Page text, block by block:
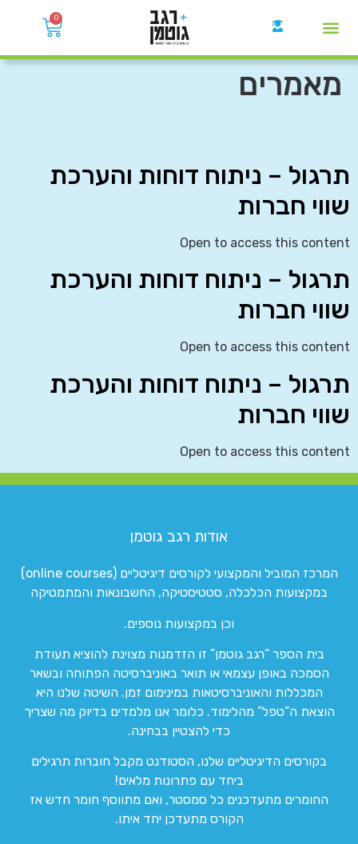
0
מאמרים
תרגול – ניתוח דוחות והערכת
שווי חברות
Open to access this content
תרגול – ניתוח דוחות והערכת
שווי חברות
Open to access this content
תרגול – ניתוח דוחות והערכת
שווי חברות
Open to access this content
אודות רגב גוטמן
המרכז המוביל והמקצועי לקורסים דיגיטליים (online courses)
במקצועות הכלכלה, סטטיסטיקה, החשבונאות והמתמטיקה
וכן במקצועות נוספים.
בית הספר “רגב גוטמן” זו הזדמנות מצוינת להוציא תעודת
הסמכה באופן עצמאי או תואר באוניברסיטה הפתוחה ובשאר
המכללות והאוניברסיטאות במינימום זמן. השיטה שלנו היא
הוצאת ה”טפל” מהלימוד. כלומר אנו מלמדים בדיוק מה שצריך
כדי להצטיין בבחינה.
בקורסים הדיגיטליים שלנו, הסטודנט מקבל חוברות תרגילים
ביחד עם פתרונות מלאים!
החומרים מתעדכנים כל סמסטר, ואם מתווסף חומר חדש אז
הקורס מתעדכן יחד איתו.